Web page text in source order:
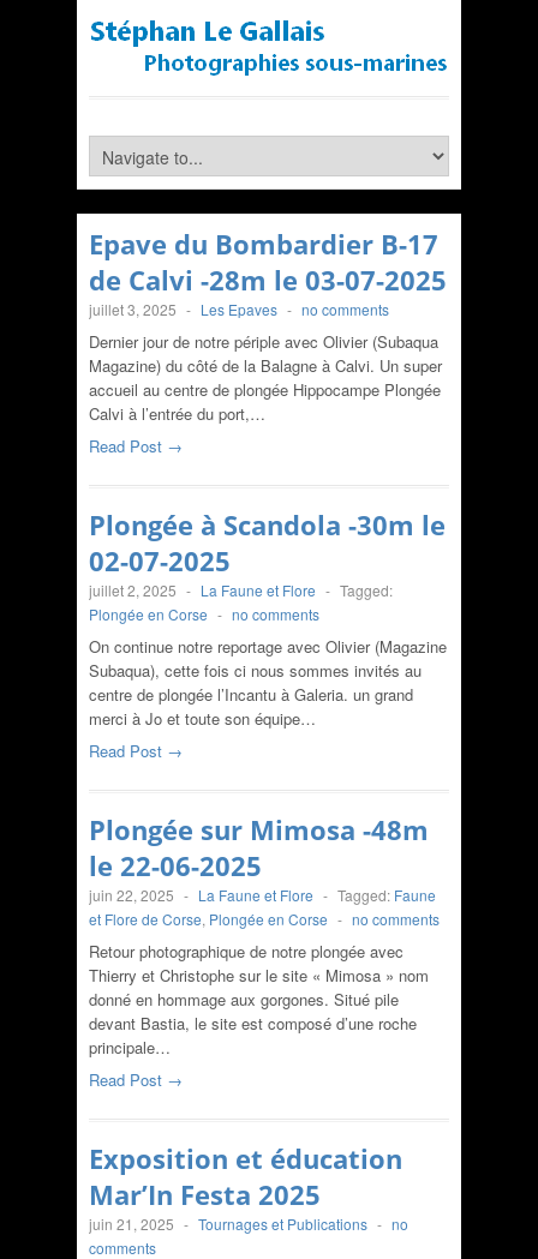
Epave du Bombardier B-17
de Calvi -28m le 03-07-2025
juillet 3, 2025 - Les Epaves - no comments
Dernier jour de notre périple avec Olivier (Subaqua
Magazine) du côté de la Balagne à Calvi. Un super
accueil au centre de plongée Hippocampe Plongée
Calvi à l’entrée du port,…
Read Post →
Plongée à Scandola -30m le
02-07-2025
juillet 2, 2025 - La Faune et Flore - Tagged:
Plongée en Corse - no comments
On continue notre reportage avec Olivier (Magazine
Subaqua), cette fois ci nous sommes invités au
centre de plongée l’Incantu à Galeria. un grand
merci à Jo et toute son équipe…
Read Post →
Plongée sur Mimosa -48m
le 22-06-2025
juin 22, 2025 - La Faune et Flore - Tagged: Faune
et Flore de Corse, Plongée en Corse - no comments
Retour photographique de notre plongée avec
Thierry et Christophe sur le site « Mimosa » nom
donné en hommage aux gorgones. Situé pile
devant Bastia, le site est composé d’une roche
principale…
Read Post →
Exposition et éducation
Mar’In Festa 2025
juin 21, 2025 - Tournages et Publications - no
comments